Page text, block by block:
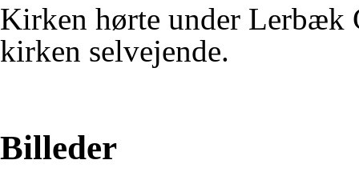
Kirken hørte under Lerbæk
kirken selvejende.
Billeder